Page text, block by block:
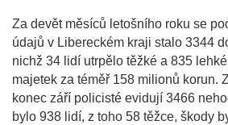
Za devět měsíců letošního roku se
údajů v Libereckém kraji stalo 3344
nichž 34 lidí utrpělo těžké a 835
majetek za téměř 158 milionů korun.
konec září policisté evidují 3466
bylo 938 lidí, z toho 58 těžce, škody